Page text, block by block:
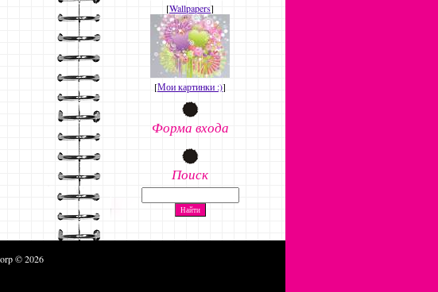
[Wallpapers]
[Мои картинки :)]
Форма входа
Поиск
© 2026